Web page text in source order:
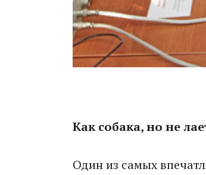
Как собака, но не
Один из самых